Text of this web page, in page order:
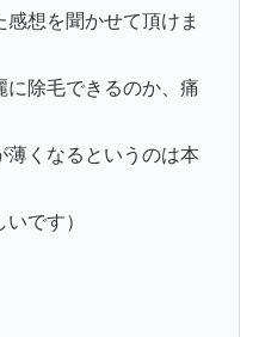
想を聞かせて頂けま
に除毛できるのか、痛
薄くなるというのは本
です）